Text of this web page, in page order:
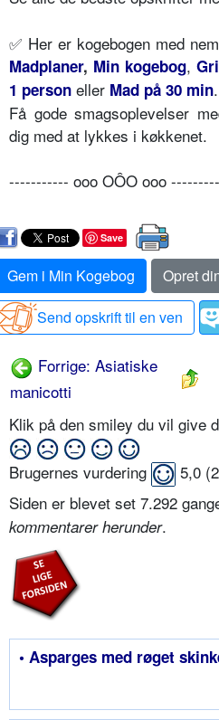
✅ Her er kogebogen med
Madplaner, Min kogebog,
1 person eller Mad på 30 min.
Få gode smagsoplevelser
dig med at lykkes i køkkenet.
----------- ooo OÔO ooo
Save
Gem i Min Kogebog
Opret
Send opskrift til en ven
Forrige: Asiatiske
manicotti
Klik på den smiley du vil give
Brugernes vurdering 5,0 (2
Siden er blevet set 7.292
kommentarer herunder.
• Asparges med røget